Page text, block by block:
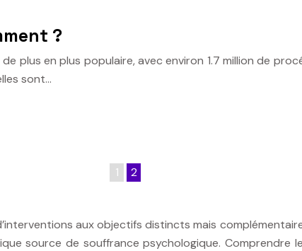
?
plus en plus populaire, avec environ 1.7 million de
sont…
1 2
aux objectifs distincts mais
source de souffrance psychologique. Comprendre